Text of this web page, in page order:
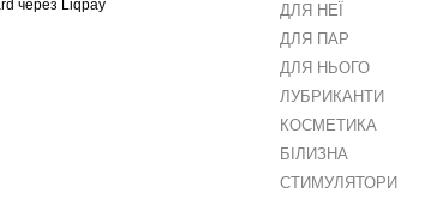
ДЛЯ НЕЇ
ДЛЯ ПАР
ДЛЯ НЬОГО
ЛУБРИКАНТИ
КОСМЕТИКА
БІЛИЗНА
СТИМУЛЯТОРИ